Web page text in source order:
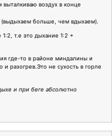
воздух в конце
больше, чем вдыхаем).
т.е это дыхание 1:2 +
где-то в районе миндалины и
разогрев.Это не сухость в горле
и при беге абсолютно